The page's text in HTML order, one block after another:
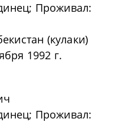
Проживал:
(кулаки)
1992 г.
Проживал: